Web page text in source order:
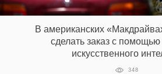
В американских
сделать заказ с помощью
искусственного
348